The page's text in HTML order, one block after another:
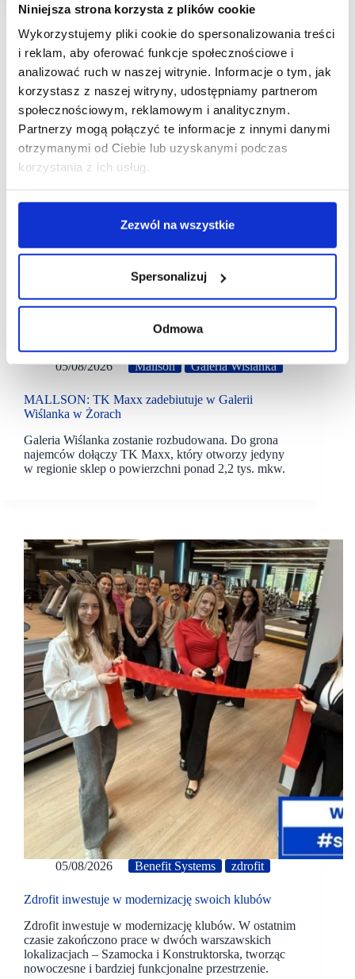
Niniejsza strona korzysta z plików cookie
Wykorzystujemy pliki cookie do spersonalizowania treści
i reklam, aby oferować funkcje społecznościowe i
analizować ruch w naszej witrynie. Informacje o tym, jak
korzystasz z naszej witryny, udostępniamy partnerom
społecznościowym, reklamowym i analitycznym.
Partnerzy mogą połączyć te informacje z innymi danymi
otrzymanymi od Ciebie lub uzyskanymi podczas
korzystania z ich usług.
Zezwól na wszystkie
Spersonalizuj
Odmowa
05/08/2026 Mallson Galeria Wiślanka
MALLSON: TK Maxx zadebiutuje w Galerii
Wiślanka w Żorach
Galeria Wiślanka zostanie rozbudowana. Do grona
najemców dołączy TK Maxx, który otworzy jedyny
w regionie sklep o powierzchni ponad 2,2 tys. mkw.
05/08/2026 Benefit Systems zdrofit
Zdrofit inwestuje w modernizację swoich klubów
Zdrofit inwestuje w modernizację klubów. W ostatnim
czasie zakończono prace w dwóch warszawskich
lokalizacjach – Szamocka i Konstruktorska, tworząc
nowoczesne i bardziej funkcjonalne przestrzenie.